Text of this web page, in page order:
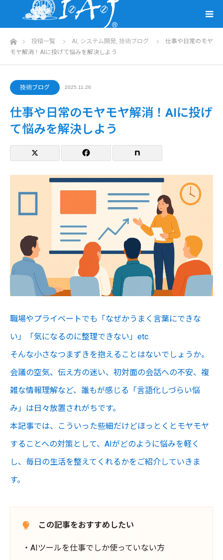
ホーム投稿一覧 AI , システム開発, 技術ブログ
仕事や日常のモヤ
モヤ解消！AIに投げて悩みを解決しよう
技術ブログ 2025.11.26
仕事や日常のモヤモヤ解消！AIに投げ
て悩みを解決しよう
職場やプライベートでも「なぜかうまく言葉にできな
い」「気になるのに整理できない」etc.
そんな小さなつまずきを抱えることはないでしょうか。
会議の空気、伝え方の迷い、初対面の会話への不安、複
雑な情報理解など、誰もが感じる「言語化しづらい悩
み」は日々放置されがちです。
本記事では、こういった些細だけどほっとくとモヤモヤ
することへの対策として、AIがどのように悩みを軽く
し、毎日の生活を整えてくれるかをご紹介していきま
す。
この記事をおすすめしたい
・AIツールを仕事でしか使っていない方